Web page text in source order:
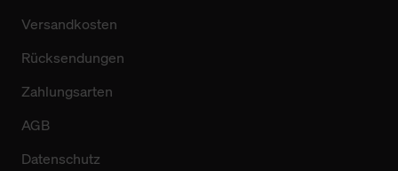
Versandkosten
Rücksendungen
Zahlungsarten
AGB
Datenschutz